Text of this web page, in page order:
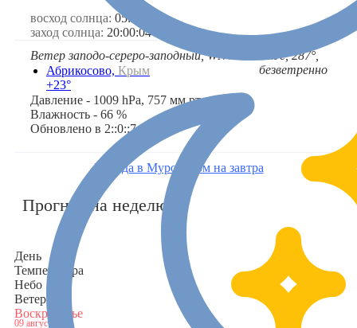
Абрикосово, Крым
+23°
восход солнца: 05:34:33
заход солнца: 20:00:04
Ветер заподо-сереро-заподный, WNW
1 м/с, 287°,
безветренно
Давление - 1009 hPa, 757 мм.рт.ст
Влажность - 66 %
Обновлено в 2::0::7
Погода в Муромском на завтра
Прогноз на неделю
День
Температура
Небо
Ветер
Воскресенье
09 августа